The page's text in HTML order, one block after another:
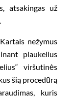
atsakingas už
nežymus
plaukelius
viršutinės
šią procedūrą
kuris